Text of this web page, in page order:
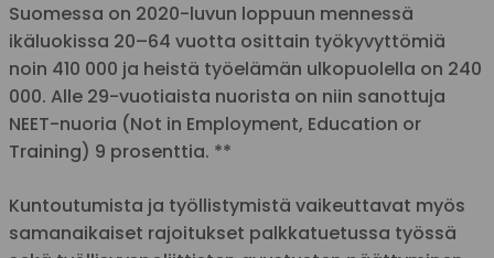
Suomessa on 2020-luvun loppuun mennessä
ikäluokissa 20–64 vuotta osittain työkyvyttömiä
noin 410 000 ja heistä työelämän ulkopuolella on 240
000. Alle 29-vuotiaista nuorista on niin sanottuja
NEET-nuoria (Not in Employment, Education or
Training) 9 prosenttia. **
Kuntoutumista ja työllistymistä vaikeuttavat myös
samanaikaiset rajoitukset palkkatuetussa työssä